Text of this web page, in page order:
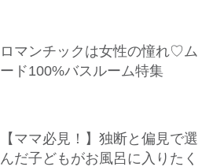
ロマンチックは女性の憧れ♡ム
ード100%バスルーム特集
【ママ必見！】独断と偏見で選
んだ子どもがお風呂に入りたく